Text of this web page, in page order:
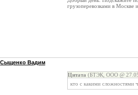
грузоперевозками в Москве
Сыщенко Вадим
Цитата (БТЭК, ООО @
кто с какими сложностями